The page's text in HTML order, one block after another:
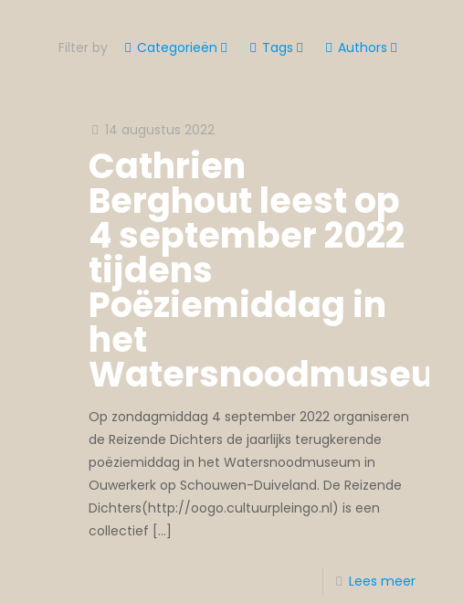
Filter by Categorieën Tags Authors
14 augustus 2022
Cathrien
Berghout leest op
4 september 2022
tijdens
Poëziemiddag in
het
Watersnoodmuseum
Op zondagmiddag 4 september 2022 organiseren
de Reizende Dichters de jaarlijks terugkerende
poëziemiddag in het Watersnoodmuseum in
Ouwerkerk op Schouwen-Duiveland. De Reizende
Dichters(http://oogo.cultuurpleingo.nl) is een
collectief […]
Lees meer